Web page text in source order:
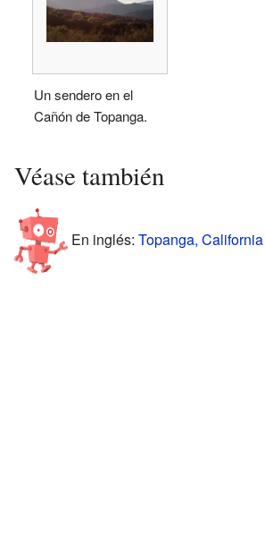
Un sendero en el
Cañón de Topanga.
Véase también
En inglés: Topanga,